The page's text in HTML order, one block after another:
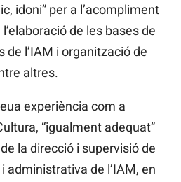
idoni” per a l’acompliment
de les bases de
de l’IAM i organització de
altres.
experiència com a
“igualment adequat”
la direcció i supervisió de
administrativa de l’IAM, en